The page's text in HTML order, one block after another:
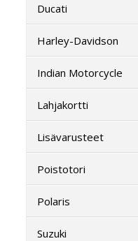
Ducati
Harley-Davidson
Indian Motorcycle
Lahjakortti
Lisävarusteet
Poistotori
Polaris
Suzuki